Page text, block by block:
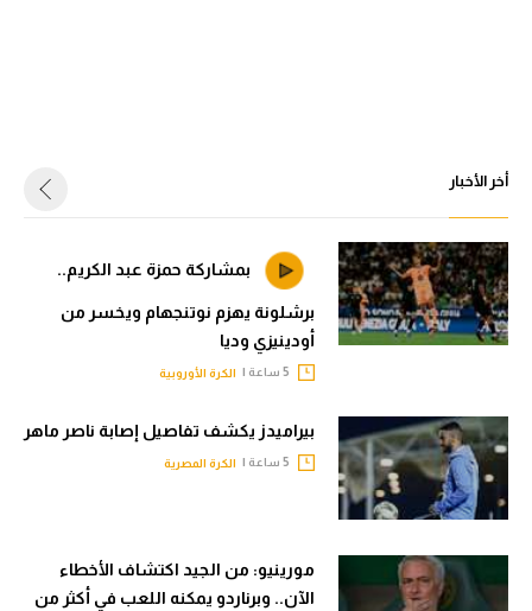
أخر الأخبار
بمشاركة حمزة عبد الكريم..
برشلونة يهزم نوتنجهام ويخسر من
أودينيزي وديا
الكرة الأوروبية
بيراميدز يكشف تفاصيل إصابة ناصر ماهر
الكرة المصرية
مورينيو: من الجيد اكتشاف الأخطاء
الآن.. وبرناردو يمكنه اللعب في أكثر من